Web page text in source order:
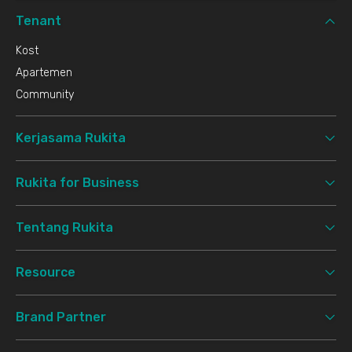
Tenant
Kost
Apartemen
Community
Kerjasama Rukita
Rukita for Business
Tentang Rukita
Resource
Brand Partner